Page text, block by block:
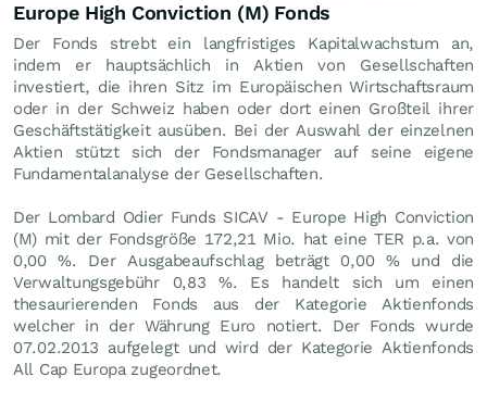
Europe High Conviction (M) Fonds
Der Fonds strebt ein langfristiges Kapitalwachstum an,
indem er hauptsächlich in Aktien von Gesellschaften
investiert, die ihren Sitz im Europäischen Wirtschaftsraum
oder in der Schweiz haben oder dort einen Großteil ihrer
Geschäftstätigkeit ausüben. Bei der Auswahl der einzelnen
Aktien stützt sich der Fondsmanager auf seine eigene
Fundamentalanalyse der Gesellschaften.
Der Lombard Odier Funds SICAV - Europe High Conviction
(M) mit der Fondsgröße 172,21 Mio. hat eine TER p.a. von
0,00 %. Der Ausgabeaufschlag beträgt 0,00 % und die
Verwaltungsgebühr 0,83 %. Es handelt sich um einen
thesaurierenden Fonds aus der Kategorie Aktienfonds
welcher in der Währung Euro notiert. Der Fonds wurde
07.02.2013 aufgelegt und wird der Kategorie Aktienfonds
All Cap Europa zugeordnet.